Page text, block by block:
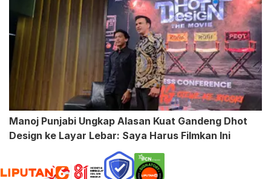
Manoj Punjabi Ungkap Alasan Kuat Gandeng Dhot
Design ke Layar Lebar: Saya Harus Filmkan Ini